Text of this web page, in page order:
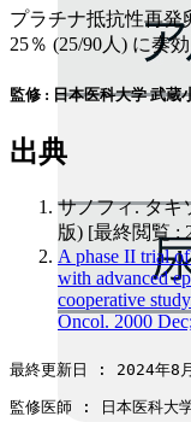
プラチナ抵抗性再発
25％ (25/90人) に奏
監修 : 日本医科大学 武蔵
出典
サノフィ. タキ
版) [最終閲覧 :
A phase II trial
with advanced
cooperative
Oncol. 2000
最終更新日 : 2024年8
監修医師 : 日本医科大